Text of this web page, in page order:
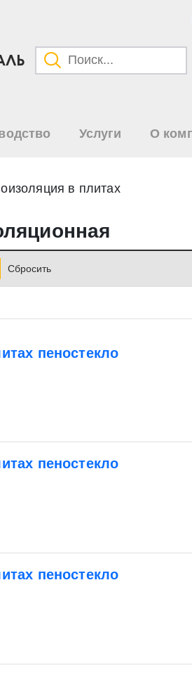
Услуги О
в плитах
Cбросить
пеностекло
пеностекло
пеностекло